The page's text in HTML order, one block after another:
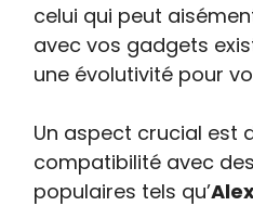
celui qui peut
avec vos gadgets
une évolutivité pour
Un aspect crucial est
compatibilité avec
populaires tels qu’